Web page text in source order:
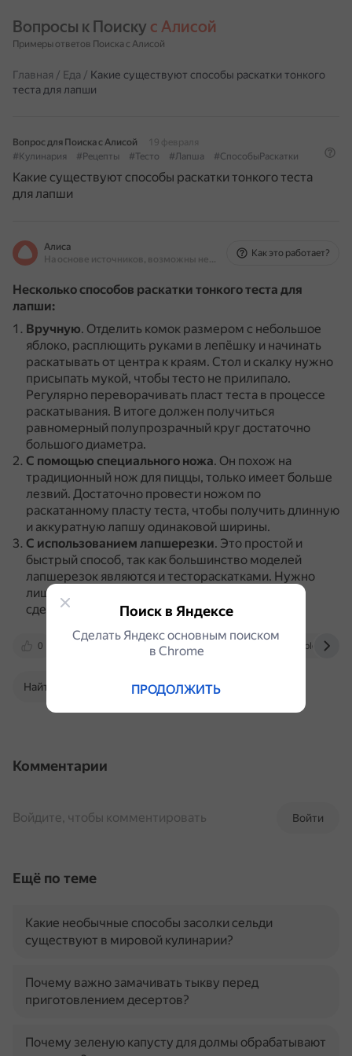
Вопросы к Поиску с Алисой
Примеры ответов Поиска с Алисой
Главная / Еда / Какие существуют способы раскатки тонкого
теста для лапши
Вопрос для Поиска с Алисой
19 февраля
#Кулинария
#Рецепты #Тесто #Лапша #СпособыРаскатки
Какие существуют способы раскатки тонкого теста
для лапши
Алиса
На основе источников, возможны неточности
Как это работает?
Несколько способов раскатки тонкого теста для
лапши:
Вручную. Отделить комок размером с небольшое
яблоко, расплющить руками в лепёшку и начинать
раскатывать от центра к краям. Стол и скалку нужно
присыпать мукой, чтобы тесто не прилипало.
Регулярно переворачивать пласт теста в процессе
раскатывания. В итоге должен получиться
равномерный полупрозрачный круг достаточно
большого диаметра.
С помощью специального ножа. Он похож на
традиционный нож для пиццы, только имеет больше
лезвий. Достаточно провести ножом по
раскатанному пласту теста, чтобы получить длинную
и аккуратную лапшу одинаковой ширины.
С использованием лапшерезки. Это простой и
быстрый способ, так как большинство моделей
лапшерезок являются и тестораскатками. Нужно
лишь замесить тесто, а всю остальную работу
сделает пастамашина.
0 tuttobello.ru blog-
Найти в Поиске
Комментарии
Войти
Войдите, чтобы комментировать
Ещё по теме
Какие необычные способы засолки сельди
существуют в мировой кулинарии?
Почему важно замачивать тыкву перед
приготовлением десертов?
Почему зеленую капусту для долмы обрабатывают
Поиск в Яндексе
Сделать Яндекс основным поиском
в Сhrome
ПРОДОЛЖИТЬ